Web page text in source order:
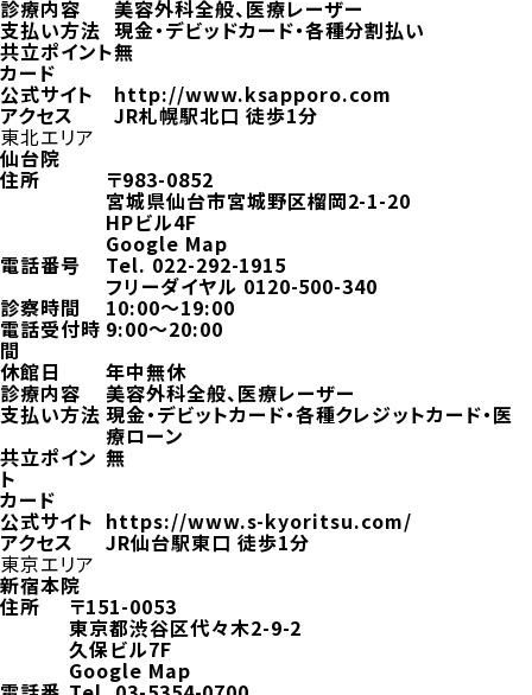
診療内容 美容外科全般、医療レーザー
支払い方法 現金・デビッドカード・各種分割払い
共立ポイント
カード
無
公式サイト
http://www.ksapporo.com
アクセス JR札幌駅北口 徒歩1分
東北エリア
仙台院
住所 〒983-0852
宮城県仙台市宮城野区榴岡2-1-20
HPビル4F
Google Map
電話番号 Tel.022-292-1915
フリーダイヤル 0120-500-340
診察時間 10:00～19:00
電話受付時
間
9:00～20:00
休館日
年中無休
診療内容 美容外科全般、医療レーザー
支払い方法 現金・デビットカード・各種クレジットカード・医
療ローン
共立ポイン
ト
カード
無
公式サイト https://www.s-kyoritsu.com/
アクセス JR仙台駅東口 徒歩1分
東京エリア
新宿本院
住所 〒151-0053
東京都渋谷区代々木2-9-2
久保ビル7F
Google Map